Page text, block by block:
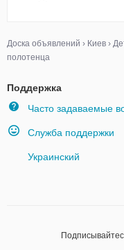
Доска объявлений › Киев ›
полотенца
Поддержка
Часто задаваемые
Служба поддержки
Украинский